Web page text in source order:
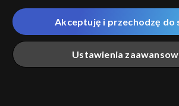
które wskazujemy poniżej, a także zgody na
przez nas identyfikatora PPID do Google.
Twoje dane osobowe zbierane podczas
Ciebie naszych
poszczególnych serwisów
„Portalem”, w tym informacje zapisywane za
Ustawienia
Akceptuję i przechodzę do